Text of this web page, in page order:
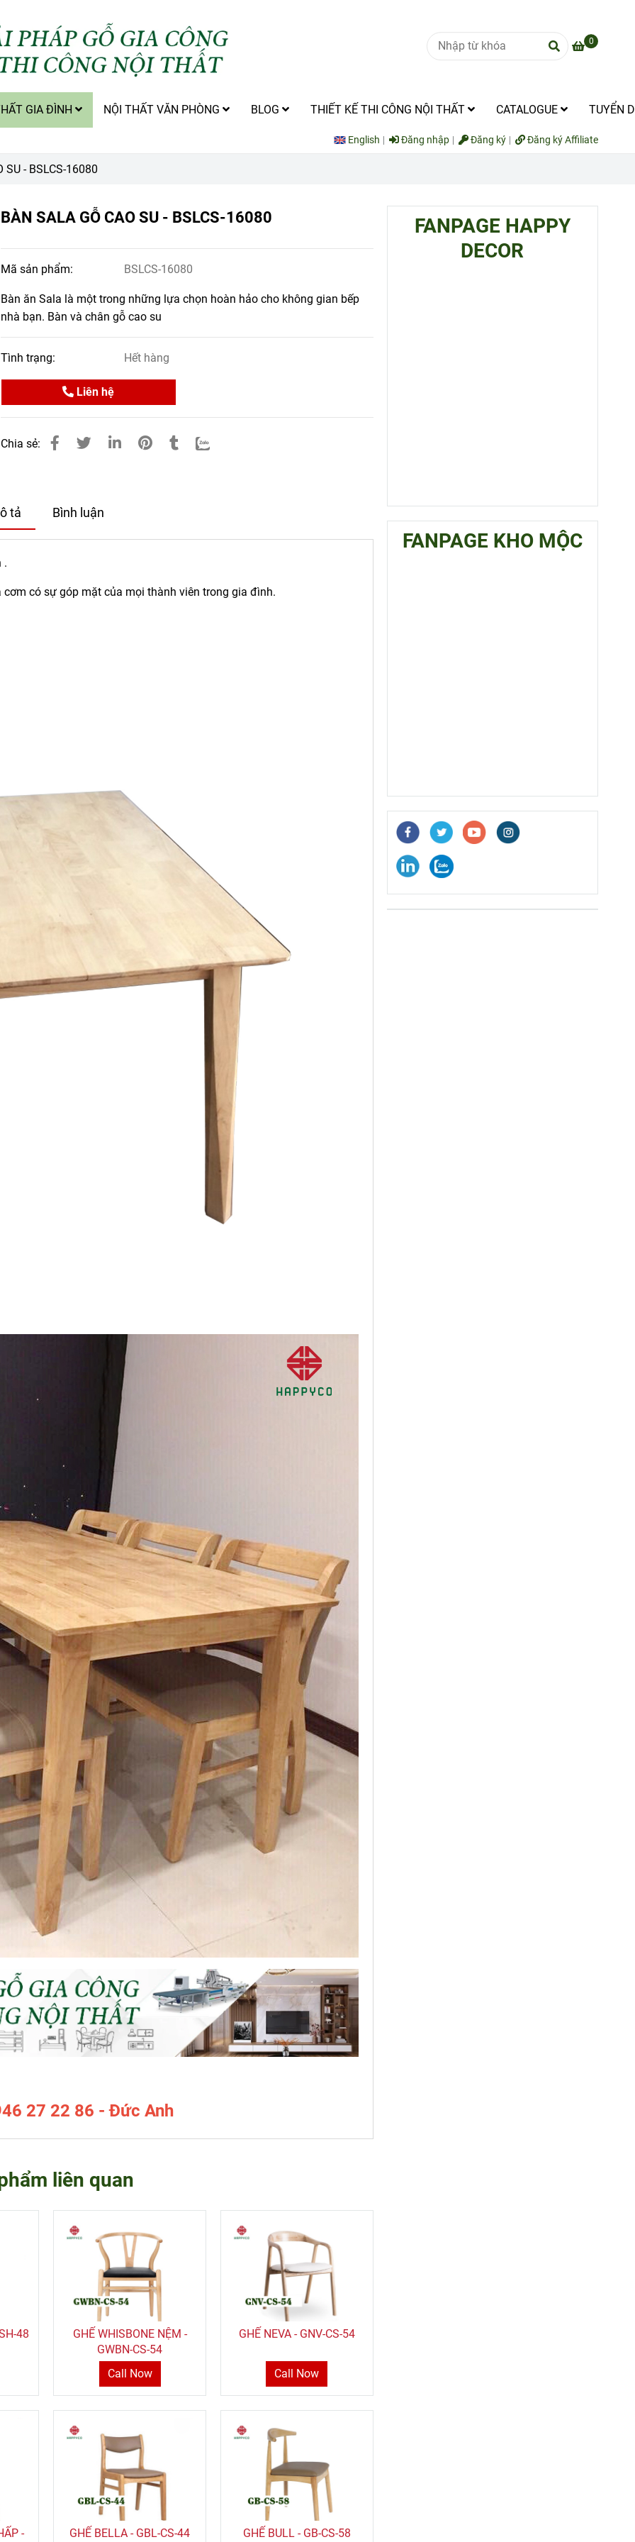
0
GIA ĐÌNH NỘI THẤT VĂN PHÒNG BLOG THIẾT KẾ THI CÔNG NỘI THẤT CATALOGUE TUYỂN
English Đăng nhập Đăng ký Đăng ký Affiliate
SU - BSLCS-16080
BÀN SALA GỖ CAO SU - BSLCS-16080
Mã sản phẩm: BSLCS-16080
Bàn ăn Sala là một trong những lựa chọn hoàn hảo cho không gian bếp
nhà bạn. Bàn và chân gỗ cao su
Tình trạng: Hết hàng
Liên hệ
Chia sẻ:
tả Bình luận
.
có sự góp mặt của mọi thành viên trong gia đình.
27 22 86 - Đức Anh
liên quan
48
GHẾ WHISBONE NỆM -
GWBN-CS-54
Call Now
GHẾ NEVA - GNV-CS-54
Call Now
- GHẾ BELLA - GBL-CS-44 GHẾ BULL - GB-CS-58
FANPAGE HAPPY
DECOR
FANPAGE KHO MỘC